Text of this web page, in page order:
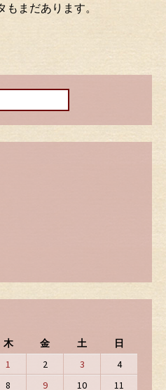
まだあります。
木 金 土 日
1 2 3
4
8 9 10
11